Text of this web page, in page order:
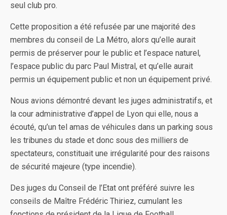
seul club pro.
Cette proposition a été refusée par une majorité des
membres du conseil de La Métro, alors qu’elle aurait
permis de préserver pour le public et l’espace naturel,
l’espace public du parc Paul Mistral, et qu’elle aurait
permis un équipement public et non un équipement privé.
Nous avions démontré devant les juges administratifs, et
la cour administrative d’appel de Lyon qui elle, nous a
écouté, qu’un tel amas de véhicules dans un parking sous
les tribunes du stade et donc sous des milliers de
spectateurs, constituait une irrégularité pour des raisons
de sécurité majeure (type incendie).
Des juges du Conseil de l’Etat ont préféré suivre les
conseils de Maître Frédéric Thiriez, cumulant les